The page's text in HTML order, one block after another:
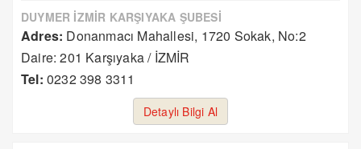
DUYMER İZMİR KARŞIYAKA ŞUBESİ
Adres: Donanmacı Mahallesi, 1720 Sokak, No:2
Daire: 201 Karşıyaka / İZMİR
Tel: 0232 398 3311
Detaylı Bilgi Al